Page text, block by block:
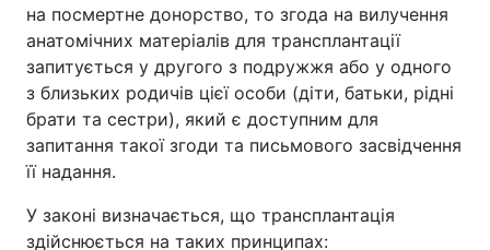
Контакти
ПОСЛУГИ
Реклама на сайті
Моніторинг Пресцентр
на посмертне донорство, то згода на вилучення
анатомічних матеріалів для трансплантації
запитується у другого з подружжя або у одного
з близьких родичів цієї особи (діти, батьки, рідні
брати та сестри), який є доступним для
запитання такої згоди та письмового засвідчення
її надання.
У законі визначається, що трансплантація
здійснюється на таких принципах: